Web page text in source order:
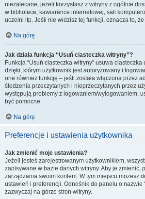
niezalecane, jeżeli korzystasz z witryny z ogólnie
w bibliotece, kawiarence internetowej, sali
uczelni itp. Jeśli nie widzisz tej funkcji, oznacza to, że
Na górę
Jak działa funkcja “Usuń ciasteczka witryny”?
Funkcja “Usuń ciasteczka witryny” usuwa
dzięki, którym użytkownik jest autoryzowany i
one również funkcję – jeśli została włączona przez
śledzenia przeczytanych i nieprzeczytanych przez
występują problemy z logowaniem/wylogowaniem,
być pomocne.
Na górę
Preferencje i ustawienia użytkownika
Jak zmienić moje ustawienia?
Jeżeli jesteś zarejestrowanym użytkownikiem,
zapisywane w bazie danych witryny. Aby je zmienić,
zarządzania swoim kontem. W tym miejscu możesz
ustawień i preferencji. Odnośnik do panelu o nazwie
zazwyczaj na górze stron witryny.